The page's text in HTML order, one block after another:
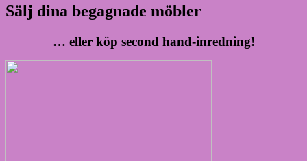
Sälj dina begagnade möbler
… eller köp second hand-inredning!